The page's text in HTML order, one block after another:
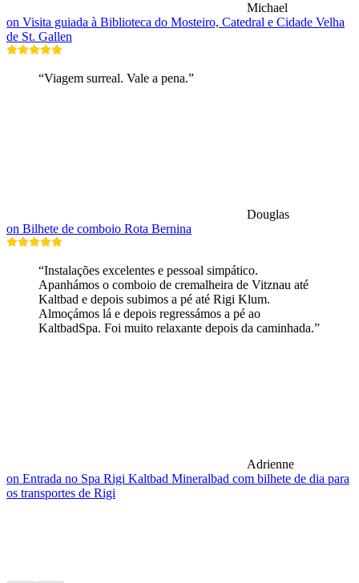
Michael
on Visita guiada à Biblioteca do Mosteiro, Catedral e Cidade Velha
de St. Gallen
“Viagem surreal. Vale a pena.”
Douglas
on Bilhete de comboio Rota Bernina
“Instalações excelentes e pessoal simpático.
Apanhámos o comboio de cremalheira de Vitznau até
Kaltbad e depois subimos a pé até Rigi Klum.
Almoçámos lá e depois regressámos a pé ao
KaltbadSpa. Foi muito relaxante depois da caminhada.”
Adrienne
on Entrada no Spa Rigi Kaltbad Mineralbad com bilhete de dia para
os transportes de Rigi